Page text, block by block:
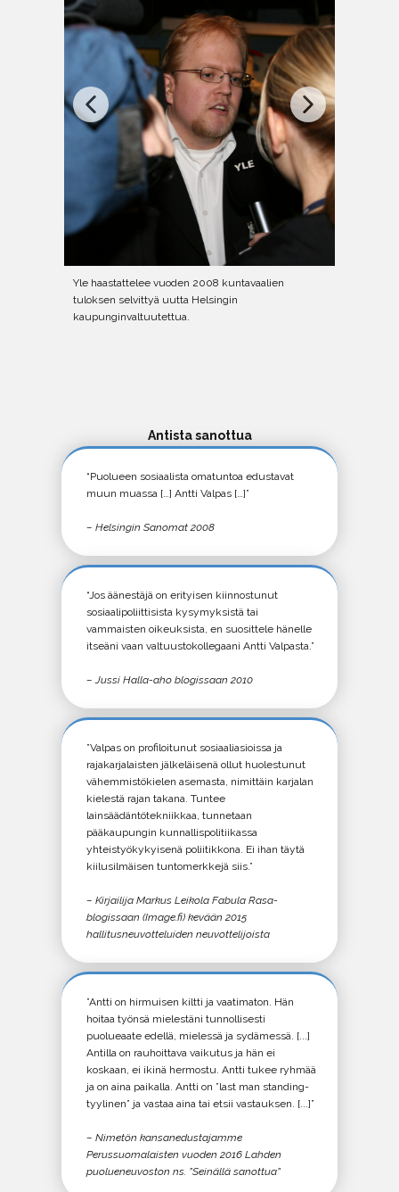
Yle haastattelee vuoden 2008 kuntavaalien
tuloksen selvittyä uutta Helsingin
kaupunginvaltuutettua.
Antista sanottua
“Puolueen sosiaalista omatuntoa edustavat
muun muassa […] Antti Valpas […]”
– Helsingin Sanomat 2008
“Jos äänestäjä on erityisen kiinnostunut
sosiaalipoliittisista kysymyksistä tai
vammaisten oikeuksista, en suosittele hänelle
itseäni vaan valtuustokollegaani Antti Valpasta.”
– Jussi Halla-aho blogissaan 2010
”Valpas on profiloitunut sosiaaliasioissa ja
rajakarjalaisten jälkeläisenä ollut huolestunut
vähemmistökielen asemasta, nimittäin karjalan
kielestä rajan takana. Tuntee
lainsäädäntötekniikkaa, tunnetaan
pääkaupungin kunnallispolitiikassa
yhteistyökykyisenä poliitikkona. Ei ihan täytä
kiilusilmäisen tuntomerkkejä siis.”
– Kirjailija Markus Leikola Fabula Rasa-
blogissaan (Image.fi) kevään 2015
hallitusneuvotteluiden neuvottelijoista
”Antti on hirmuisen kiltti ja vaatimaton. Hän
hoitaa työnsä mielestäni tunnollisesti
puolueaate edellä, mielessä ja sydämessä. [...]
Antilla on rauhoittava vaikutus ja hän ei
koskaan, ei ikinä hermostu. Antti tukee ryhmää
ja on aina paikalla. Antti on ”last man standing-
tyylinen” ja vastaa aina tai etsii vastauksen. [...]”
– Nimetön kansanedustajamme
Perussuomalaisten vuoden 2016 Lahden
puolueneuvoston ns. ”Seinällä sanottua”